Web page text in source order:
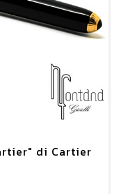
di Cartier